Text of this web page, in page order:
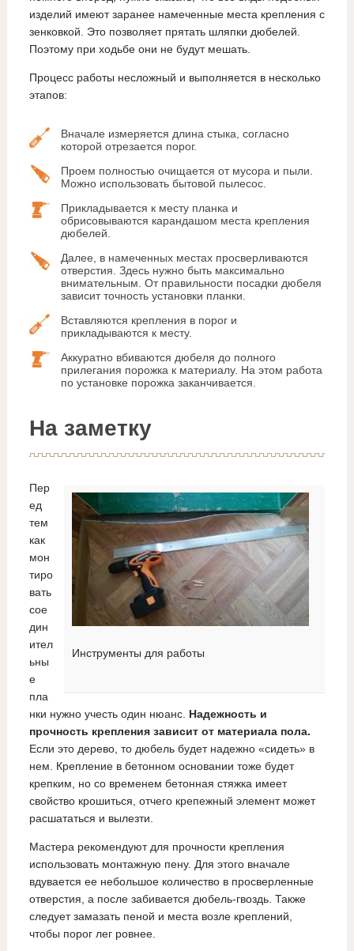
изделий имеют заранее намеченные места крепления с
зенковкой. Это позволяет прятать шляпки дюбелей.
Поэтому при ходьбе они не будут мешать.
Процесс работы несложный и выполняется в несколько
этапов:
Вначале измеряется длина стыка, согласно
которой отрезается порог.
Проем полностью очищается от мусора и пыли.
Можно использовать бытовой пылесос.
Прикладывается к месту планка и
обрисовываются карандашом места крепления
дюбелей.
Далее, в намеченных местах просверливаются
отверстия. Здесь нужно быть максимально
внимательным. От правильности посадки дюбеля
зависит точность установки планки.
Вставляются крепления в порог и
прикладываются к месту.
Аккуратно вбиваются дюбеля до полного
прилегания порожка к материалу. На этом работа
по установке порожка заканчивается.
На заметку
Инструменты для работы
Пер
ед
тем
как
мон
тиро
вать
сое
дин
ител
ьны
е
пла
нки нужно учесть один нюанс. Надежность и
прочность крепления зависит от материала пола.
Если это дерево, то дюбель будет надежно «сидеть» в
нем. Крепление в бетонном основании тоже будет
крепким, но со временем бетонная стяжка имеет
свойство крошиться, отчего крепежный элемент может
расшататься и вылезти.
Мастера рекомендуют для прочности крепления
использовать монтажную пену. Для этого вначале
вдувается ее небольшое количество в просверленные
отверстия, а после забивается дюбель-гвоздь. Также
следует замазать пеной и места возле креплений,
чтобы порог лег ровнее.